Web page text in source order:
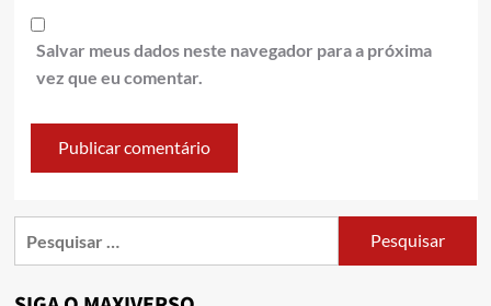
Salvar meus dados neste navegador para a próxima
vez que eu comentar.